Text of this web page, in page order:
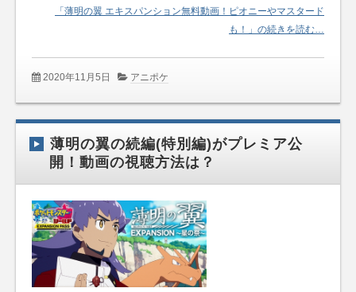
「薄明の翼 エキスパンション無料動画！ピオニーやマスタード
も！」の続きを読む…
2020年11月5日 アニポケ
薄明の翼の続編(特別編)がプレミア公
開！動画の視聴方法は？